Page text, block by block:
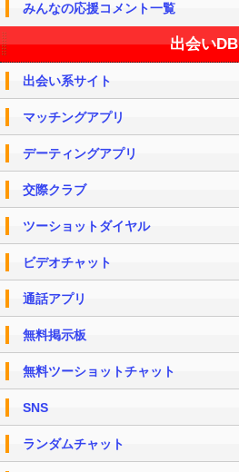
みんなの応援コメント一覧
出会いDB
出会い系サイト
マッチングアプリ
デーティングアプリ
交際クラブ
ツーショットダイヤル
ビデオチャット
通話アプリ
無料掲示板
無料ツーショットチャット
SNS
ランダムチャット